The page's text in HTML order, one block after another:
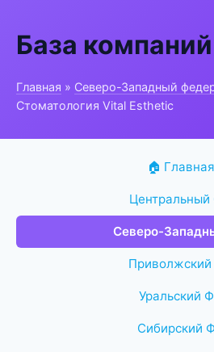
База компаний
Главная » Северо-Западный
Стоматология Vital Esthetic
🏠 Главная
Северо-
Уральский
Сибирский